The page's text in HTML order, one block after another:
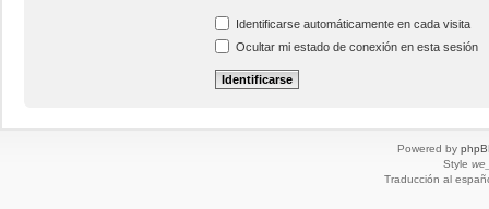
Identificarse automáticamente en cada visita
Ocultar mi estado de conexión en esta sesión
Powered by
Style
Traducción al